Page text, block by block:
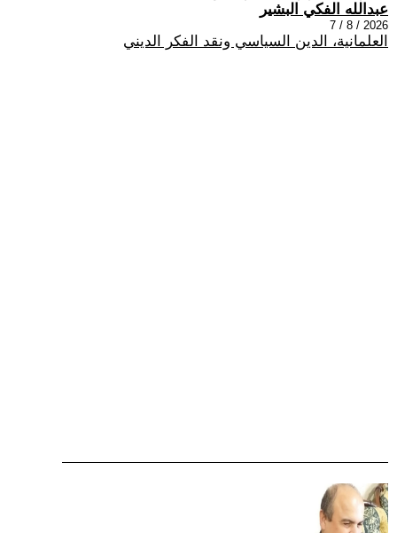
عبدالله الفكي البشير
2026 / 8 / 7
العلمانية، الدين السياسي ونقد الفكر الديني